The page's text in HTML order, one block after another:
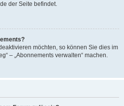
der Seite befindet.
möchten, so können Sie dies im
– „Abonnements verwalten“ machen.